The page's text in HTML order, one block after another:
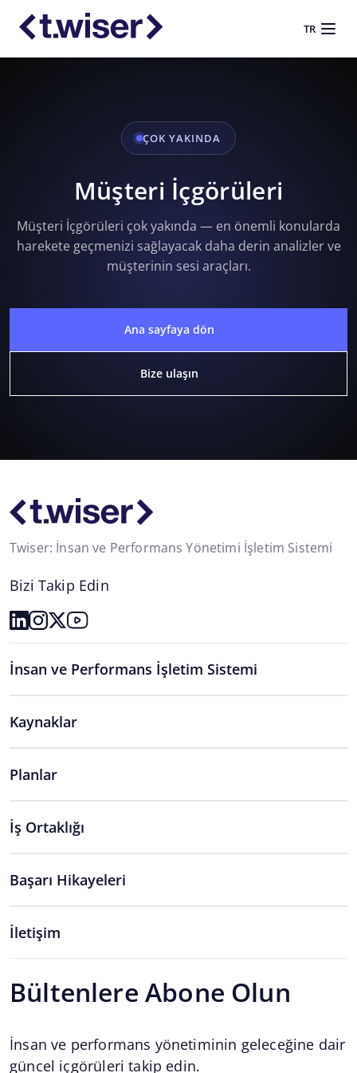
TR
ÇOK YAKINDA
Müşteri İçgörüleri
Müşteri İçgörüleri çok yakında — en önemli konularda
harekete geçmenizi sağlayacak daha derin analizler ve
müşterinin sesi araçları.
Ana sayfaya dön
Bize ulaşın
Twiser: İnsan ve Performans Yönetimi İşletim Sistemi
Bizi Takip Edin
İnsan ve Performans İşletim Sistemi
Kaynaklar
Planlar
İş Ortaklığı
Başarı Hikayeleri
İletişim
Bültenlere Abone Olun
İnsan ve performans yönetiminin geleceğine dair
güncel içgörüleri takip edin.